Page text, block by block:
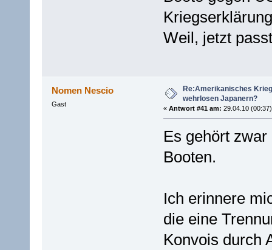
Weil, jetzt
Nomen Nescio
Gast
Re:Amerikanisches
wehrlosen Japanern?
« Antwort #41 am: 29.04.10
Es gehört
Booten.
Ich erinnere
die eine
Konvois durch